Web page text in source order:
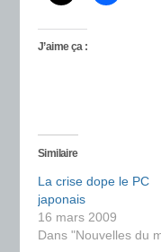
J’aime ça :
Similaire
La crise dope le PC
japonais
16 mars 2009
Dans "Nouvelles du